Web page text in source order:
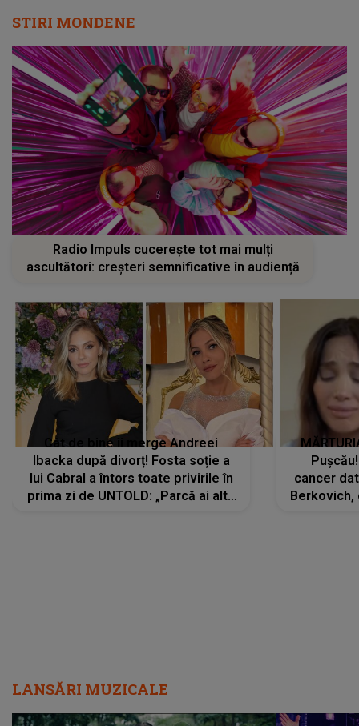
STIRI MONDENE
Radio Impuls cucerește tot mai mulți
ascultători: creșteri semnificative în audiență
Cât de bine îi merge Andreei
Ibacka după divorț! Fosta soție a
lui Cabral a întors toate privirile în
prima zi de UNTOLD: „Parcă ai altă
cancer
LANSĂRI MUZICALE